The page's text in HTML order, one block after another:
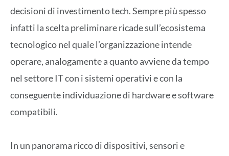
decisioni di investimento tech. Sempre più spesso
infatti la scelta preliminare ricade sull’ecosistema
tecnologico nel quale l’organizzazione intende
operare, analogamente a quanto avviene da tempo
nel settore IT con i sistemi operativi e con la
conseguente individuazione di hardware e software
compatibili.
In un panorama ricco di dispositivi, sensori e